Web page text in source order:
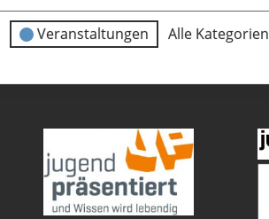
Veranstaltungen Alle Kategorien